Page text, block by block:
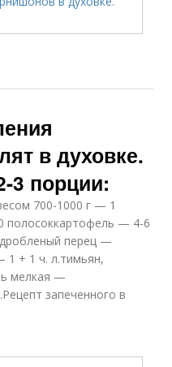
в духовке.
3 порции:
700-1000 г — 1
полосоккартофель — 4-6
перец —
1 + 1 ч. л.тимьян,
мелкая —
запеченного в